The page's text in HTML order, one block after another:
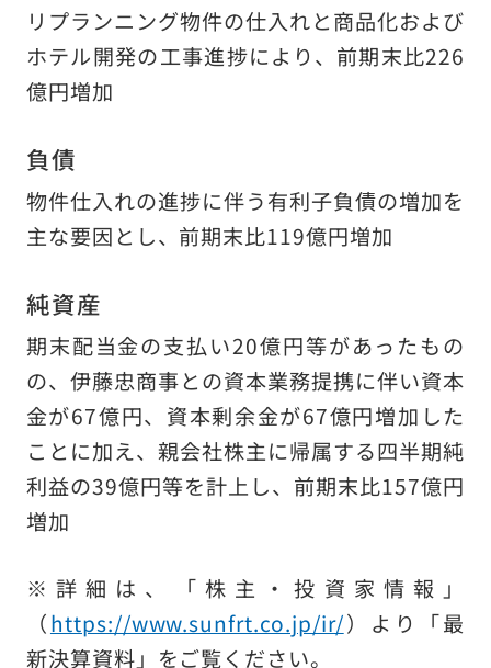
リプランニング物件の仕入れと商品化および
ホテル開発の工事進捗により、前期末比226
億円増加
負債
物件仕入れの進捗に伴う有利子負債の増加を
主な要因とし、前期末比119億円増加
純資産
期末配当金の支払い20億円等があったもの
の、伊藤忠商事との資本業務提携に伴い資本
金が67億円、資本剰余金が67億円増加した
ことに加え、親会社株主に帰属する四半期純
利益の39億円等を計上し、前期末比157億円
増加
※詳細は、「株主・投資家情報」
（https://www.sunfrt.co.jp/ir/）より「最
新決算資料」をご覧ください。